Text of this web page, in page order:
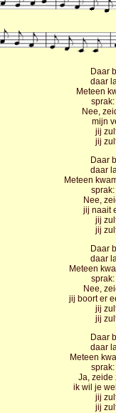
Daar
daar
Meteen
Nee,
mijn
jij
jij
Daar
daar
Meteen
Nee,
jij naait
jij
jij
Daar
daar
Meteen
Nee,
jij boort er
jij
jij
Daar
daar
Meteen
Ja, zeide
ik wil je
jij
jij